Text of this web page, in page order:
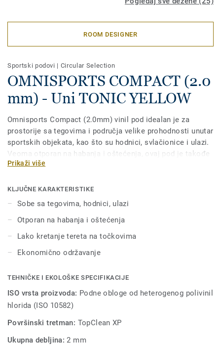
ROOM DESIGNER
Sportski podovi | Circular Selection
OMNISPORTS COMPACT (2.0
mm) - Uni TONIC YELLOW
Omnisports Compact (2.0mm) vinil pod idealan je za
prostorije sa tegovima i područja velike prohodnosti unutar
sportskih objekata, kao što su hodnici, svlačionice i ulazi.
Veoma otporan na habanja i oštećenja, ovaj pod je takođe
pogodan za ustanove gde često cirkuliše teret na
XP površinskom zaštitom radi dodatne izdržljivosti i
ekonomičnog održavanja.
Prikaži više
KLJUČNE KARAKTERISTIKE
Sobe sa tegovima, hodnici, ulazi
Otporan na habanja i oštećenja
Lako kretanje tereta na točkovima
Ekonomično održavanje
TEHNIČKE I EKOLOŠKE SPECIFIKACIJE
ISO vrsta proizvoda: Podne obloge od heterogenog polivinil
hlorida (ISO 10582)
Površinski tretman: TopClean XP
Ukupna debljina:2 mm